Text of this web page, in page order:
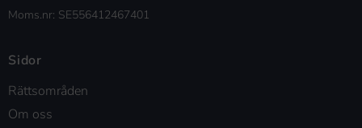
Moms.nr: SE556412467401
Sidor
Rättsområden
Om oss